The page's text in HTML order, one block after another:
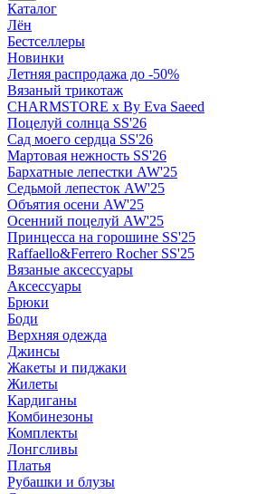
Каталог
Лён
Бестселлеры
Новинки
Летняя распродажа до -50%
Вязаный трикотаж
CHARMSTORE х By Eva Saeed
Поцелуй солнца SS'26
Сад моего сердца SS'26
Мартовая нежность SS'26
Бархатные лепестки AW'25
Седьмой лепесток AW'25
Объятия осени AW'25
Осенний поцелуй AW'25
Принцесса на горошине SS'25
Raffaello&Ferrero Rocher SS'25
Вязаные аксессуары
Аксессуары
Брюки
Боди
Верхняя одежда
Джинсы
Жакеты и пиджаки
Жилеты
Кардиганы
Комбинезоны
Комплекты
Лонгсливы
Платья
Рубашки и блузы